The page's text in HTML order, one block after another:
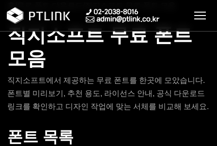
홈/
무료 폰트 모음
직지소프트 무료 폰트
모음
직지소프트에서 제공하는 무료 폰트를 한곳에 모았습니다.
폰트별 미리보기, 추천 용도, 라이선스 안내, 공식 다운로드
링크를 확인하고 디자인 작업에 맞는 서체를 비교해 보세요.
폰트 목록